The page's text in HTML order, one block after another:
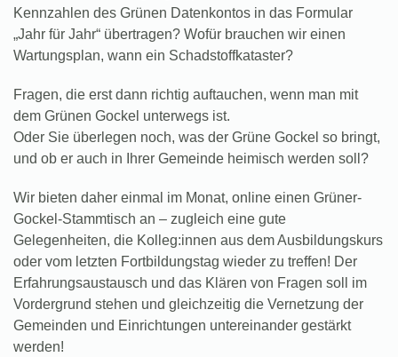
Kennzahlen des Grünen Datenkontos in das Formular
„Jahr für Jahr“ übertragen? Wofür brauchen wir einen
Wartungsplan, wann ein Schadstoffkataster?
Fragen, die erst dann richtig auftauchen, wenn man mit
dem Grünen Gockel unterwegs ist.
Oder Sie überlegen noch, was der Grüne Gockel so bringt,
und ob er auch in Ihrer Gemeinde heimisch werden soll?
Wir bieten daher einmal im Monat, online einen Grüner-
Gockel-Stammtisch an – zugleich eine gute
Gelegenheiten, die Kolleg:innen aus dem Ausbildungskurs
oder vom letzten Fortbildungstag wieder zu treffen! Der
Erfahrungsaustausch und das Klären von Fragen soll im
Vordergrund stehen und gleichzeitig die Vernetzung der
Gemeinden und Einrichtungen untereinander gestärkt
werden!